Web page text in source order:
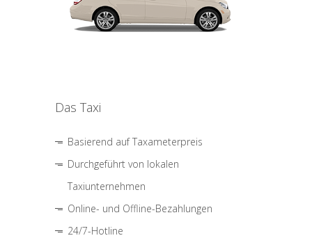
Das Taxi
Basierend auf Taxameterpreis
Durchgeführt von lokalen
Taxiunternehmen
Online- und Offline-Bezahlungen
24/7-Hotline